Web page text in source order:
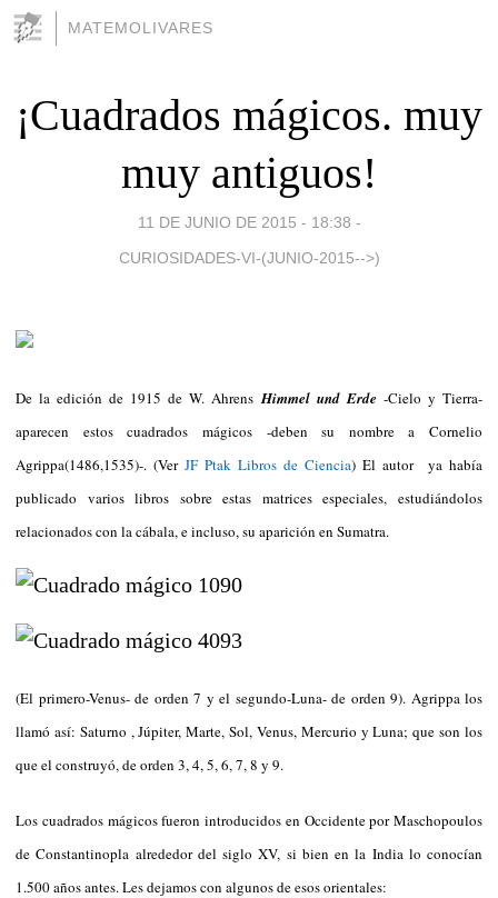
MATEMOLIVARES
¡Cuadrados mágicos. muy
muy antiguos!
11 DE JUNIO DE 2015 - 18:38 -
CURIOSIDADES-VI-(JUNIO-2015-->)
De la edición de 1915 de W. AhrensHimmel und Erde -Cielo y Tierra-
aparecen estos cuadrados mágicos -deben su nombre a Cornelio
Agrippa(1486,1535)-. (Ver JF Ptak Libros de Ciencia) El autor ya había
publicado varios libros sobre estas matrices especiales, estudiándolos
relacionados con la cábala, e incluso, su aparición en Sumatra.
(El primero-Venus- de orden 7 y el segundo-Luna- de orden 9). Agrippa los
llamó así: Saturno , Júpiter, Marte, Sol, Venus, Mercurio y Luna; que son los
que el construyó, de orden 3, 4, 5, 6, 7, 8 y 9.
Los cuadrados mágicos fueron introducidos en Occidente por Maschopoulos
de Constantinopla alrededor del siglo XV, si bien en la India lo conocían
1.500 años antes. Les dejamos con algunos de esos orientales: